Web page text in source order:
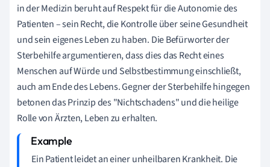
in der Medizin beruht auf Respekt für die Autonomie des
Patienten – sein Recht, die Kontrolle über seine Gesundheit
und sein eigenes Leben zu haben. Die Befürworter der
Sterbehilfe argumentieren, dass dies das Recht eines
Menschen auf Würde und Selbstbestimmung einschließt,
auch am Ende des Lebens. Gegner der Sterbehilfe hingegen
betonen das Prinzip des "Nichtschadens" und die heilige
Rolle von Ärzten, Leben zu erhalten.
Ein Patient leidet an einer unheilbaren Krankheit. Die